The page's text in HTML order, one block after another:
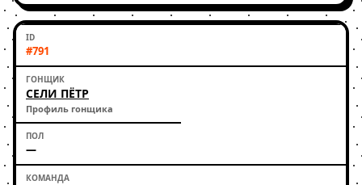
#791
СЕЛИ ПЁТР
Профиль гонщика
—